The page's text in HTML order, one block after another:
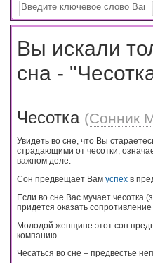
Вы искали
сна -
Чесотка (Сонник
Увидеть во сне, что Вы
страдающими от чесотки,
важном деле.
Сон предвещает Вам успех в
Если во сне Вас мучает чесотка
придется оказать
Молодой женщине этот сон
компанию.
Чесаться во сне – предвестье